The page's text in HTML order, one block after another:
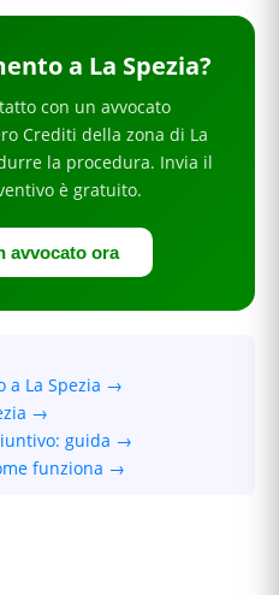
a La Spezia?
con un avvocato
Crediti della zona di La
la procedura. Invia il
è gratuito.
avvocato ora
a La Spezia →
→
guida →
funziona →